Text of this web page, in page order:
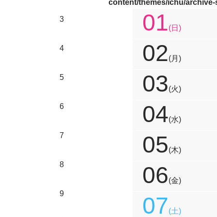
3
4
5
6
7
8
9
content/themes/ichu/
01(日)
02(月)
03(火)
04(水)
05(木)
06(金)
07(土)